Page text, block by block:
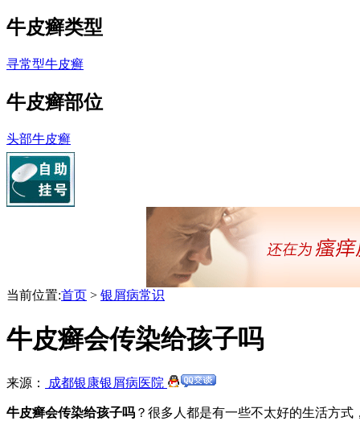
牛皮癣类型
寻常型牛皮癣
牛皮癣部位
头部牛皮癣
当前位置:首页 > 银屑病常识
牛皮癣会传染给孩子吗
来源： 成都银康银屑病医院
牛皮癣会传染给孩子吗 ？很多人都是有一些不太好的生活方